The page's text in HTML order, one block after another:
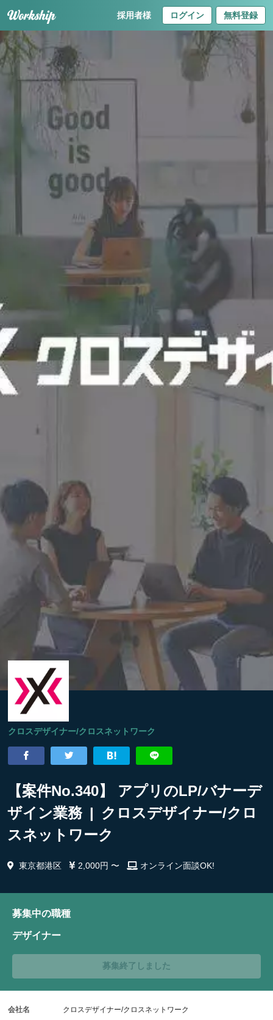
採用者様 ログイン 無料登録
クロスデザイナー/クロスネットワーク
【案件No.340】 アプリのLP/バナーデ
ザイン業務 | クロスデザイナー/クロ
スネットワーク
東京都港区 2,000円 〜 オンライン面談OK!
募集中の職種
デザイナー
募集終了しました
会社名 クロスデザイナー/クロスネットワーク